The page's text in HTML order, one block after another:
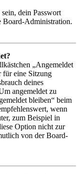
dein Passwort
Board-Administration.
„Angemeldet
für eine Sitzung
deines
angemeldet zu
bleiben“ beim
wenn
zum Beispiel in
Option nicht zur
von der Board-